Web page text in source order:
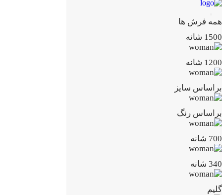
همه فرش ها
1500 شانه
1200 شانه
براساس سایز
براساس رنگ
700 شانه
340 شانه
گلیم